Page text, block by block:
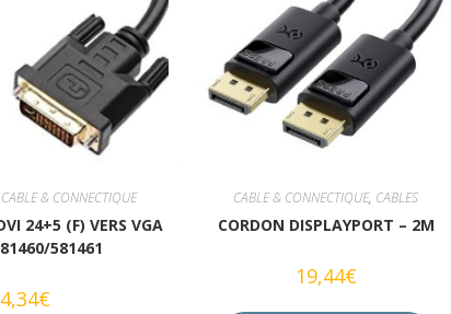
CABLE & CONNECTIQUE
24+5 (F) VERS VGA
581461
4,34€
CABLE & CONNECTIQUE, CABLES
CORDON DISPLAYPORT – 2M
19,44€